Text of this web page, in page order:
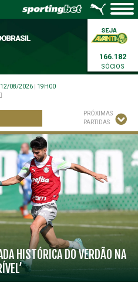
166.182
SÓCIOS
12/08/2026
19H00
PRÓXIMAS
PARTIDAS
HISTÓRICA DO VERDÃO NA